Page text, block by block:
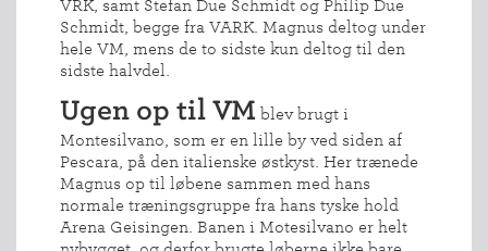
VRK, samt Stefan Due Schmidt og Philip Due
Schmidt, begge fra VARK. Magnus deltog under
hele VM, mens de to sidste kun deltog til den
sidste halvdel.
Ugen op til VM blev brugt i
Montesilvano, som er en lille by ved siden af
Pescara, på den italienske østkyst. Her trænede
Magnus op til løbene sammen med hans
normale træningsgruppe fra hans tyske hold
Arena Geisingen. Banen i Motesilvano er helt